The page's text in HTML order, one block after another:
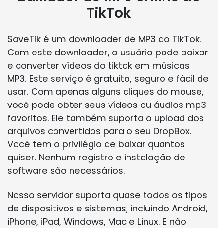
TikTok
SaveTik é um downloader de MP3 do TikTok.
Com este downloader, o usuário pode baixar
e converter vídeos do tiktok em músicas
MP3. Este serviço é gratuito, seguro e fácil de
usar. Com apenas alguns cliques do mouse,
você pode obter seus vídeos ou áudios mp3
favoritos. Ele também suporta o upload dos
arquivos convertidos para o seu DropBox.
Você tem o privilégio de baixar quantos
quiser. Nenhum registro e instalação de
software são necessários.
Nosso servidor suporta quase todos os tipos
de dispositivos e sistemas, incluindo Android,
iPhone, iPad, Windows, Mac e Linux. E não